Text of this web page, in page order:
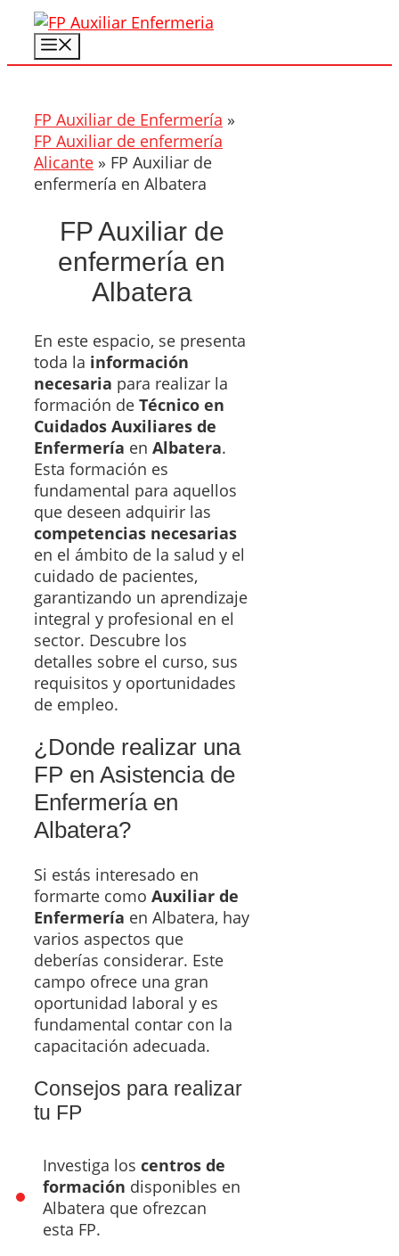
Saltar
contenido
FP Auxiliar de Enfermería »
FP Auxiliar de enfermería
Alicante » FP Auxiliar de
enfermería en Albatera
FP Auxiliar de
enfermería en
Albatera
En este espacio, se presenta
toda la información
necesaria para realizar la
formación de Técnico en
Cuidados Auxiliares de
Enfermería en Albatera.
Esta formación es
fundamental para aquellos
que deseen adquirir las
competencias necesarias
en el ámbito de la salud y el
cuidado de pacientes,
garantizando un aprendizaje
integral y profesional en el
sector. Descubre los
detalles sobre el curso, sus
requisitos y oportunidades
de empleo.
¿Donde realizar una
FP en Asistencia de
Enfermería en
Albatera?
Si estás interesado en
formarte como Auxiliar de
Enfermería en Albatera, hay
varios aspectos que
deberías considerar. Este
campo ofrece una gran
oportunidad laboral y es
fundamental contar con la
capacitación adecuada.
Consejos para realizar
tu FP
Investiga los centros de
formación disponibles en
Albatera que ofrezcan
esta FP.